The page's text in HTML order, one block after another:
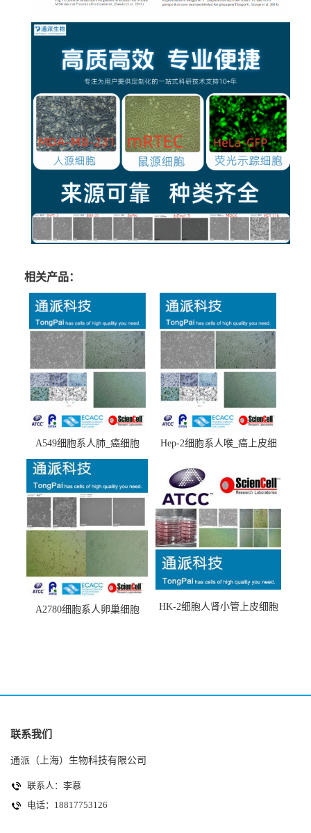
相关产品：
A549细胞系人肺_癌细胞
(A549细胞)
Hep-2细胞系人喉_癌上皮细
A2780细胞系人卵巢细胞
HK-2细胞人肾小管上皮细胞
联系我们
通派（上海）生物科技有限公司
联系人：李慕
电话：18817753126